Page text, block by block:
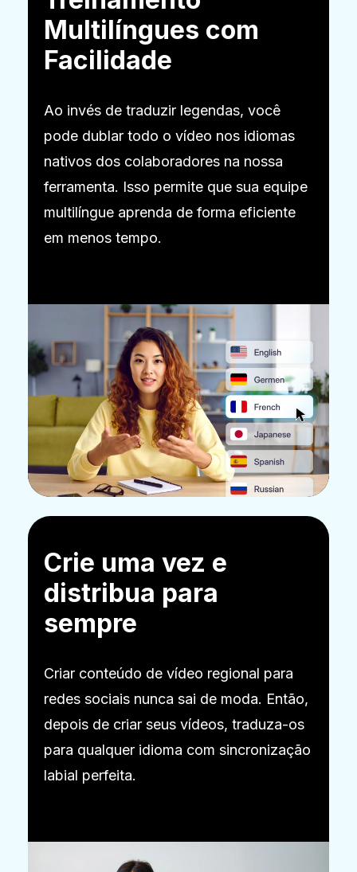
Multilíngues com
Facilidade
Ao invés de traduzir legendas, você
pode dublar todo o vídeo nos idiomas
nativos dos colaboradores na nossa
ferramenta. Isso permite que sua equipe
multilíngue aprenda de forma eficiente
em menos tempo.
Crie uma vez e
distribua para
sempre
Criar conteúdo de vídeo regional para
redes sociais nunca sai de moda. Então,
depois de criar seus vídeos, traduza-os
para qualquer idioma com sincronização
labial perfeita.